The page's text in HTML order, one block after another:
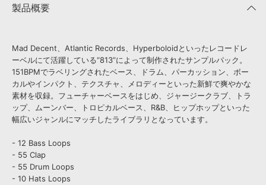
製品概要
Mad Decent、Atlantic Records、Hyperboloidといったレコードレ
ーベルにて活躍している“813”によって制作されたサンプルパック。
151BPMでラベリングされたベース、ドラム、パーカッション、ボー
カルやインパクト、テクスチャ、メロディーといった新鮮で爽やかな
素材を収録。フューチャーベースをはじめ、ジャージークラブ、トラ
ップ、ムーンバー、トロピカルベース、R&B、ヒップホップといった
幅広いジャンルにマッチしたライブラリとなっています。
- 12 Bass Loops
- 55 Clap
- 55 Drum Loops
- 10 Hats Loops